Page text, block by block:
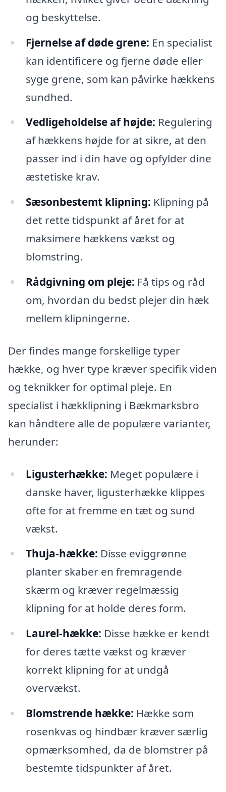
og beskyttelse.
Fjernelse af døde grene: En specialist
kan identificere og fjerne døde eller
syge grene, som kan påvirke hækkens
sundhed.
Vedligeholdelse af højde: Regulering
af hækkens højde for at sikre, at den
passer ind i din have og opfylder dine
æstetiske krav.
Sæsonbestemt klipning: Klipning på
det rette tidspunkt af året for at
maksimere hækkens vækst og
blomstring.
Rådgivning om pleje: Få tips og råd
om, hvordan du bedst plejer din hæk
mellem klipningerne.
Der findes mange forskellige typer
hække, og hver type kræver specifik viden
og teknikker for optimal pleje. En
specialist i hækklipning i Bækmarksbro
kan håndtere alle de populære varianter,
herunder:
Ligusterhække: Meget populære i
danske haver, ligusterhække klippes
ofte for at fremme en tæt og sund
vækst.
Thuja-hække: Disse eviggrønne
planter skaber en fremragende
skærm og kræver regelmæssig
klipning for at holde deres form.
Laurel-hække: Disse hække er kendt
for deres tætte vækst og kræver
korrekt klipning for at undgå
overvækst.
Blomstrende hække: Hække som
rosenkvas og hindbær kræver særlig
opmærksomhed, da de blomstrer på
bestemte tidspunkter af året.